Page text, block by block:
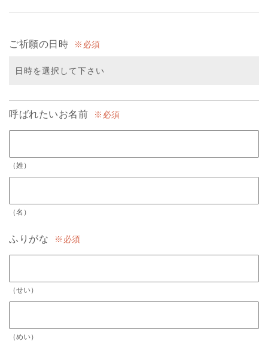
ご祈願の日時 必須
呼ばれたいお名前 必須
（姓）
（名）
ふりがな 必須
（せい）
（めい）